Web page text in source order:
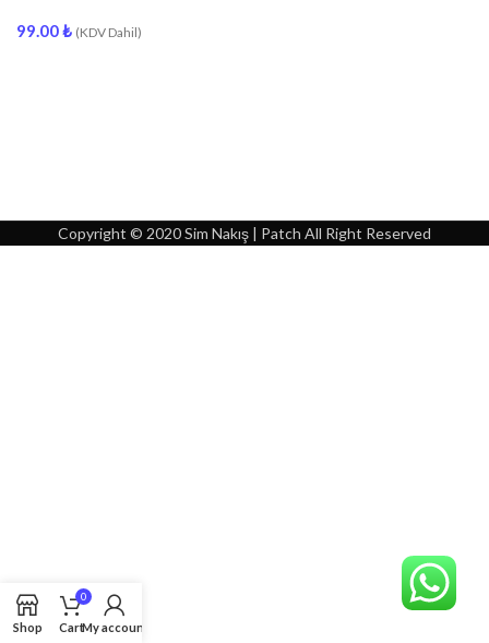
99.00₺ (KDV Dahil)
Copyright © 2020 Sim Nakış | Patch All Right Reserved
Shop
0
CartMy account